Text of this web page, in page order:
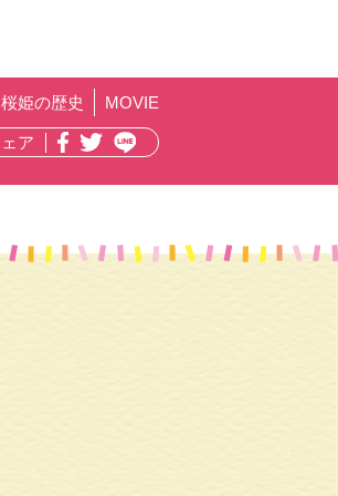
桜姫の歴史 MOVIE
ア